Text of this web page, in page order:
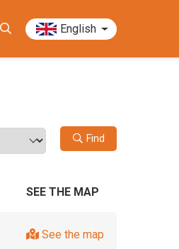
English
Find
SEE THE MAP
See the map